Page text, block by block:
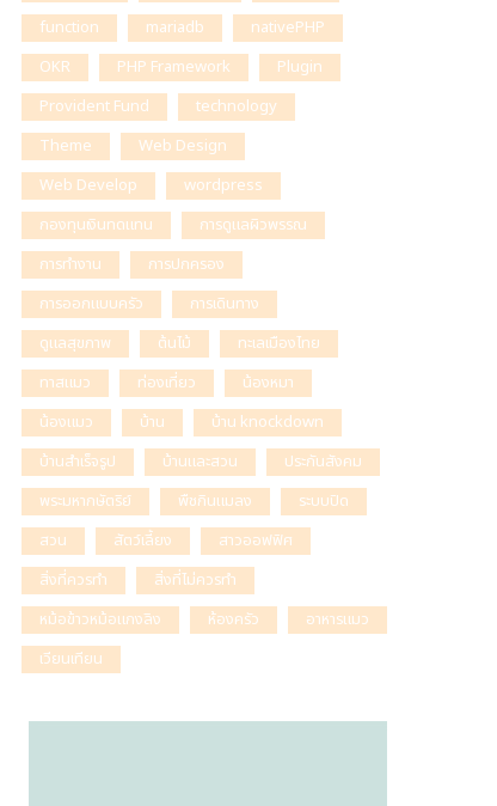
function
mariadb
nativePHP
OKR
PHP Framework
Plugin
Provident Fund
technology
Theme
Web Design
Web Develop
wordpress
กองทุนเงินทดแทน
การดูแลผิวพรรณ
การทำงาน
การปกครอง
การออกแบบครัว
การเดินทาง
ดูแลสุขภาพ
ต้นไม้
ทะเลเมืองไทย
ทาสแมว
ท่องเที่ยว
น้องหมา
น้องแมว
บ้าน
บ้าน knockdown
บ้านสำเร็จรูป
บ้านและสวน
ประกันสังคม
พระมหากษัตริย์
พืชกินแมลง
ระบบปิด
สวน
สัตว์เลี้ยง
สาวออฟฟิศ
สิ่งที่ควรทำ
สิ่งที่ไม่ควรทำ
หม้อข้าวหม้อแกงลิง
ห้องครัว
อาหารแมว
เวียนเทียน